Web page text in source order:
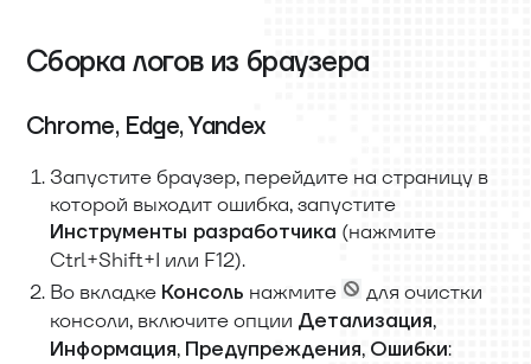
Сборка логов из браузера
Chrome, Edge, Yandex
Запустите браузер, перейдите на страницу в
которой выходит ошибка, запустите
Инструменты разработчика (нажмите
Ctrl+Shift+I или F12).
Во вкладке Консоль нажмите
для очистки
консоли, включите опции Детализация,
Информация, Предупреждения, Ошибки: